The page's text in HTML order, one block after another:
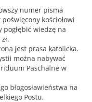
numer pisma
kościołowi
wiedzę na
jest prasa katolicka.
można nabywać
Paschalne w
błogosławieństwa na
Postu.